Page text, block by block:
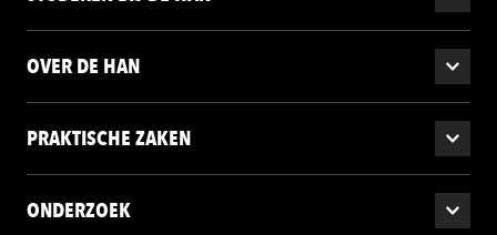
OVER DE HAN
PRAKTISCHE ZAKEN
ONDERZOEK